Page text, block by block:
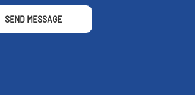
SEND MESSAGE